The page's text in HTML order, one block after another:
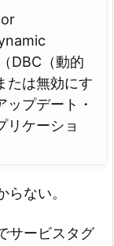
DBC（動的
たは無効にす
ップデート・
リケーショ
ない。
サービスタグ